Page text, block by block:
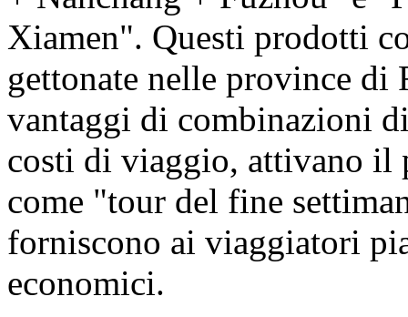
Xiamen". Questi prodotti
gettonate nelle province di
vantaggi di combinazioni
costi di viaggio, attivano il
come "tour del fine
forniscono ai viaggiatori
economici.